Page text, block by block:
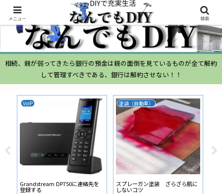
相続、親が弱ってきたら銀行の預金は親の面倒を見ているものが全て解約
して管理すべきである、銀行は解約させない！！
VoIP
Grandstream DP750に連絡先を
登録する
塗装（自動車）
スプレーガン塗装 ざらざら肌に
しないコツ
ム
メニュー 検索